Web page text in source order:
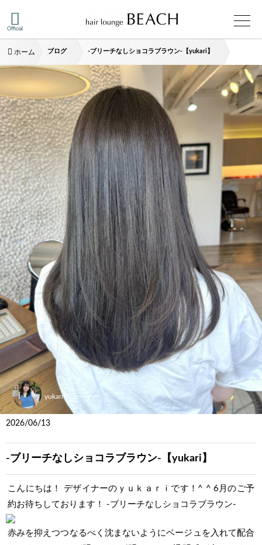
Official
ホーム ブログ -ブリーチなしショコラブラウン-【yukari】
yukari
2026/06/13
-ブリーチなしショコラブラウン-【yukari】
こんにちは！ デザイナーのｙｕｋａｒｉです！^ ^ 6月のご予
約お待ちしております！ -ブリーチなしショコラブラウン-
赤みを抑えつつなるべく沈まないようにベージュを入れて配合